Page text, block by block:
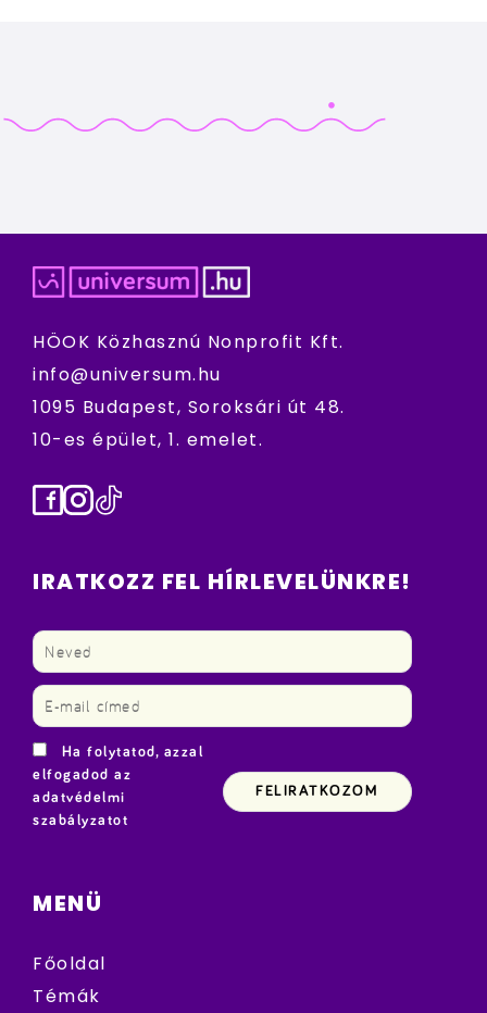
HÖOK Közhasznú Nonprofit Kft.
info@universum.hu
1095 Budapest, Soroksári út 48.
10-es épület, 1. emelet.
Facebook
Instagram
TikTok
IRATKOZZ FEL HÍRLEVELÜNKRE!
Ha folytatod, azzal
elfogadod az
adatvédelmi
szabályzatot
MENÜ
Főoldal
Témák